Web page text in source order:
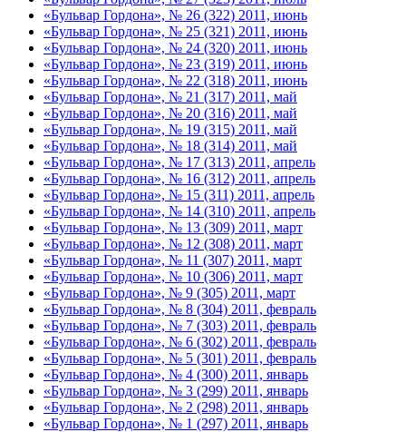
«Бульвар Гордона», № 26 (322) 2011, июнь
«Бульвар Гордона», № 25 (321) 2011, июнь
«Бульвар Гордона», № 24 (320) 2011, июнь
«Бульвар Гордона», № 23 (319) 2011, июнь
«Бульвар Гордона», № 22 (318) 2011, июнь
«Бульвар Гордона», № 21 (317) 2011, май
«Бульвар Гордона», № 20 (316) 2011, май
«Бульвар Гордона», № 19 (315) 2011, май
«Бульвар Гордона», № 18 (314) 2011, май
«Бульвар Гордона», № 17 (313) 2011, апрель
«Бульвар Гордона», № 16 (312) 2011, апрель
«Бульвар Гордона», № 15 (311) 2011, апрель
«Бульвар Гордона», № 14 (310) 2011, апрель
«Бульвар Гордона», № 13 (309) 2011, март
«Бульвар Гордона», № 12 (308) 2011, март
«Бульвар Гордона», № 11 (307) 2011, март
«Бульвар Гордона», № 10 (306) 2011, март
«Бульвар Гордона», № 9 (305) 2011, март
«Бульвар Гордона», № 8 (304) 2011, февраль
«Бульвар Гордона», № 7 (303) 2011, февраль
«Бульвар Гордона», № 6 (302) 2011, февраль
«Бульвар Гордона», № 5 (301) 2011, февраль
«Бульвар Гордона», № 4 (300) 2011, январь
«Бульвар Гордона», № 3 (299) 2011, январь
«Бульвар Гордона», № 2 (298) 2011, январь
«Бульвар Гордона», № 1 (297) 2011, январь